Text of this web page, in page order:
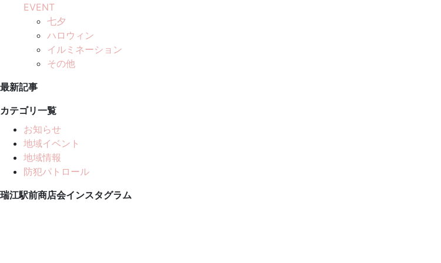
EVENT
七夕
ハロウィン
イルミネーション
その他
最新記事
カテゴリ一覧
お知らせ
地域イベント
地域情報
防犯パトロール
瑞江駅前商店会インスタグラム